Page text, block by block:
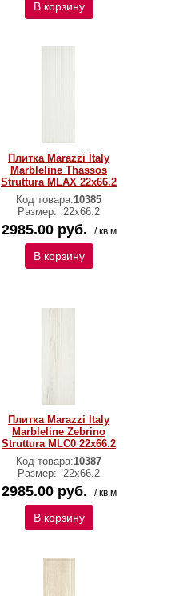
В корзину
Плитка Marazzi Italy
Marbleline Thassos
Struttura MLAX 22х66.2
Код товара:10385
Размер: 22х66.2
2985.00 руб. / кв.м
В корзину
Плитка Marazzi Italy
Marbleline Zebrino
Struttura MLC0 22х66.2
Код товара:10387
Размер: 22х66.2
2985.00 руб. / кв.м
В корзину